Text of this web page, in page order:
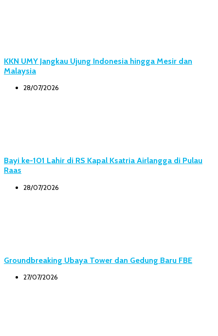
KKN UMY Jangkau Ujung Indonesia hingga Mesir dan
Malaysia
28/07/2026
Bayi ke-101 Lahir di RS Kapal Ksatria Airlangga di Pulau
Raas
28/07/2026
Groundbreaking Ubaya Tower dan Gedung Baru FBE
27/07/2026